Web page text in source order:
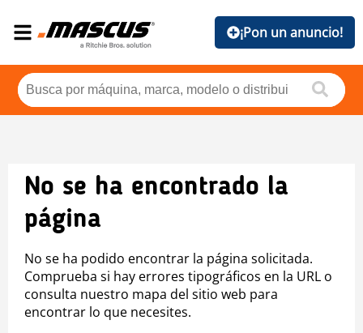
¡Pon un anuncio!
No se ha encontrado la
página
No se ha podido encontrar la página solicitada.
Comprueba si hay errores tipográficos en la URL o
consulta nuestro mapa del sitio web para
encontrar lo que necesites.